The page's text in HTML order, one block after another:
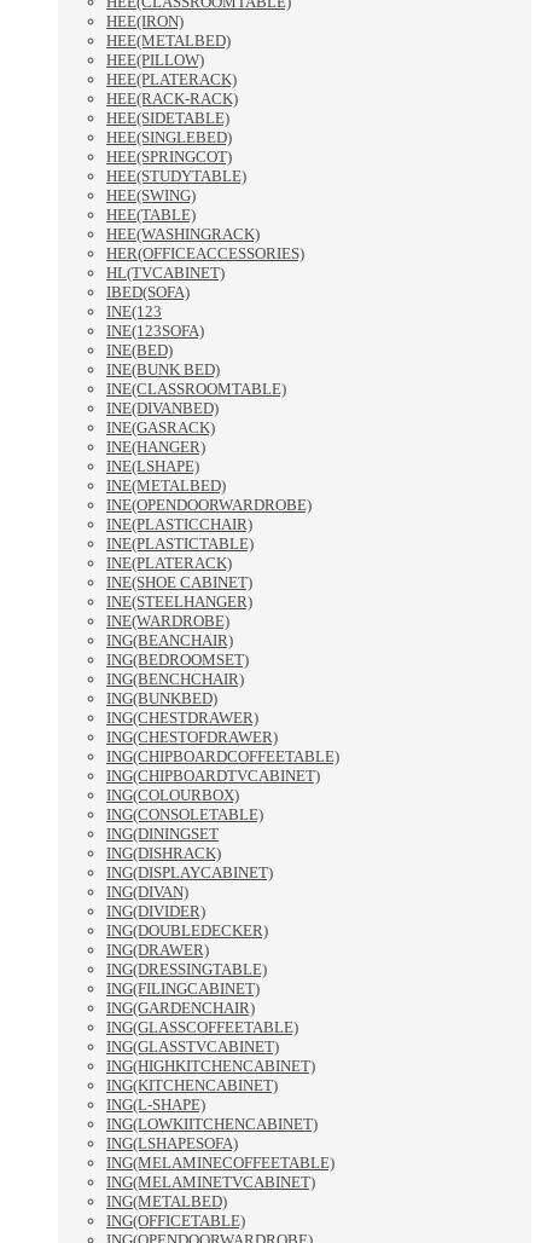
HEE(IRON)
HEE(METALBED)
HEE(PILLOW)
HEE(PLATERACK)
HEE(RACK-RACK)
HEE(SIDETABLE)
HEE(SINGLEBED)
HEE(SPRINGCOT)
HEE(STUDYTABLE)
HEE(SWING)
HEE(TABLE)
HEE(WASHINGRACK)
HER(OFFICEACCESSORIES)
HL(TVCABINET)
IBED(SOFA)
INE(123
INE(123SOFA)
INE(BED)
INE(BUNK BED)
INE(CLASSROOMTABLE)
INE(DIVANBED)
INE(GASRACK)
INE(HANGER)
INE(LSHAPE)
INE(METALBED)
INE(OPENDOORWARDROBE)
INE(PLASTICCHAIR)
INE(PLASTICTABLE)
INE(PLATERACK)
INE(SHOE CABINET)
INE(STEELHANGER)
INE(WARDROBE)
ING(BEANCHAIR)
ING(BEDROOMSET)
ING(BENCHCHAIR)
ING(BUNKBED)
ING(CHESTDRAWER)
ING(CHESTOFDRAWER)
ING(CHIPBOARDCOFFEETABLE)
ING(CHIPBOARDTVCABINET)
ING(COLOURBOX)
ING(CONSOLETABLE)
ING(DININGSET
ING(DISHRACK)
ING(DISPLAYCABINET)
ING(DIVAN)
ING(DIVIDER)
ING(DOUBLEDECKER)
ING(DRAWER)
ING(DRESSINGTABLE)
ING(FILINGCABINET)
ING(GARDENCHAIR)
ING(GLASSCOFFEETABLE)
ING(GLASSTVCABINET)
ING(HIGHKITCHENCABINET)
ING(KITCHENCABINET)
ING(L-SHAPE)
ING(LOWKIITCHENCABINET)
ING(LSHAPESOFA)
ING(MELAMINECOFFEETABLE)
ING(MELAMINETVCABINET)
ING(METALBED)
ING(OFFICETABLE)